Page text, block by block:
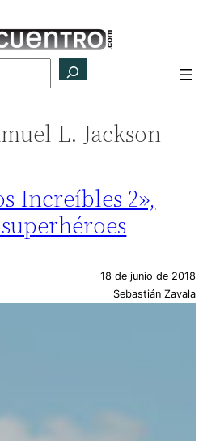
L. Jackson
Increíbles 2»,
18 de junio de 2018
Sebastián Zavala